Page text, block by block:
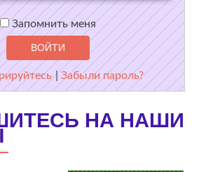
Запомнить меня
|Забыли пароль?
НА НАШИ